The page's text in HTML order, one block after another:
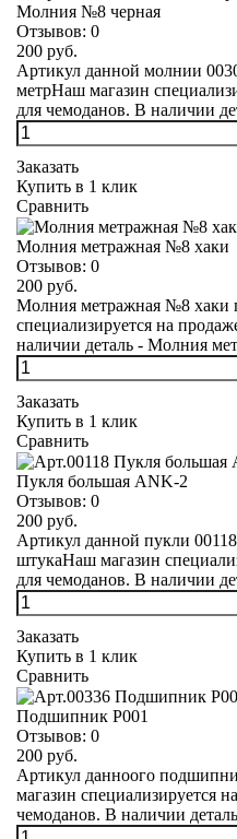
Молния №8 черная
Отзывов: 0
200 руб.
Артикул данной молнии
метрНаш магазин
для чемоданов. В наличии
Заказать
Купить в 1 клик
Сравнить
Молния метражная №8 хаки
Отзывов: 0
200 руб.
Молния метражная №8 хаки
специализируется на
наличии деталь - Молния
Заказать
Купить в 1 клик
Сравнить
Пукля большая ANK-2
Отзывов: 0
200 руб.
Артикул данной пукли
штукаНаш магазин
для чемоданов. В наличии
Заказать
Купить в 1 клик
Сравнить
Подшипник Р001
Отзывов: 0
200 руб.
Артикул данноого
магазин специализируется
чемоданов. В наличии